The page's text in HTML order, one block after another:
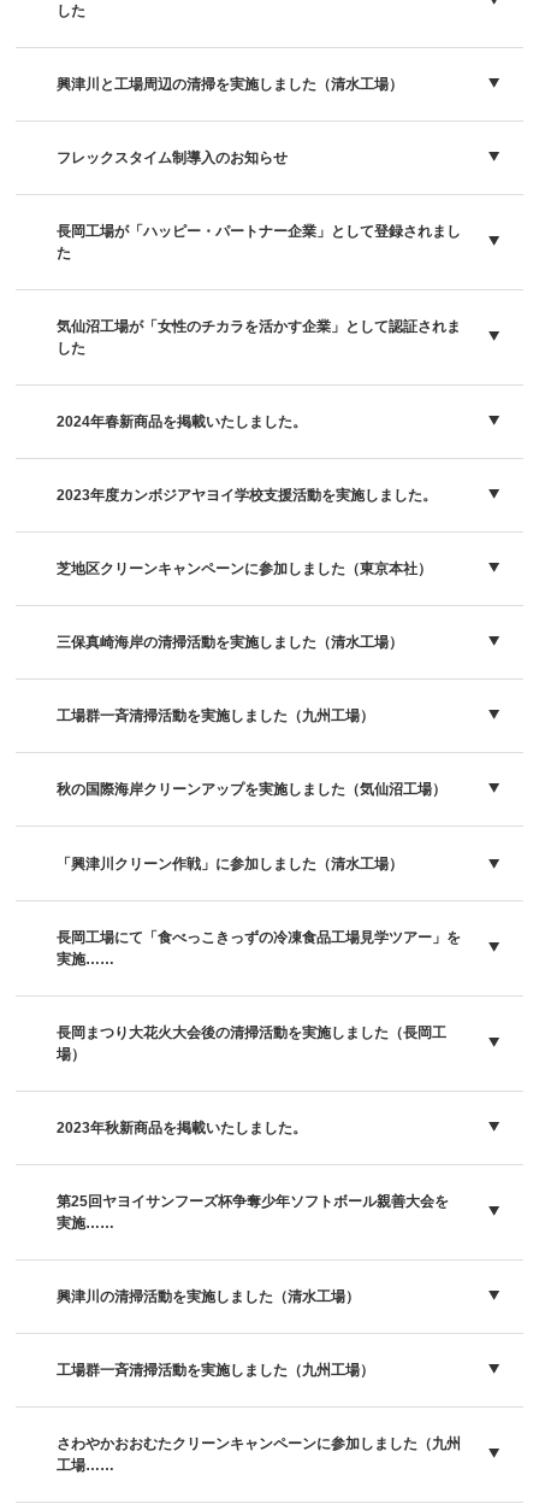
した
興津川と工場周辺の清掃を実施しました（清水工場）
フレックスタイム制導入のお知らせ
長岡工場が「ハッピー・パートナー企業」として登録されまし
た
気仙沼工場が「女性のチカラを活かす企業」として認証されま
した
2024年春新商品を掲載いたしました。
2023年度カンボジアヤヨイ学校支援活動を実施しました。
芝地区クリーンキャンペーンに参加しました（東京本社）
三保真崎海岸の清掃活動を実施しました（清水工場）
工場群一斉清掃活動を実施しました（九州工場）
秋の国際海岸クリーンアップを実施しました（気仙沼工場）
「興津川クリーン作戦」に参加しました（清水工場）
長岡工場にて「食べっこきっずの冷凍食品工場見学ツアー」を
実施……
長岡まつり大花火大会後の清掃活動を実施しました（長岡工
場）
2023年秋新商品を掲載いたしました。
第25回ヤヨイサンフーズ杯争奪少年ソフトボール親善大会を
実施……
興津川の清掃活動を実施しました（清水工場）
工場群一斉清掃活動を実施しました（九州工場）
さわやかおおむたクリーンキャンペーンに参加しました（九州
工場……